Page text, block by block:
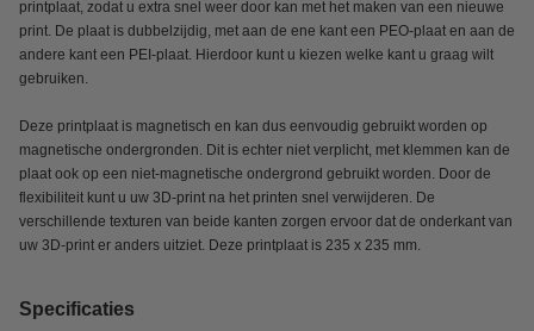
printplaat, zodat u extra snel weer door kan met het maken van een nieuwe
print. De plaat is dubbelzijdig, met aan de ene kant een PEO-plaat en aan de
andere kant een PEI-plaat. Hierdoor kunt u kiezen welke kant u graag wilt
gebruiken.
Deze printplaat is magnetisch en kan dus eenvoudig gebruikt worden op
magnetische ondergronden. Dit is echter niet verplicht, met klemmen kan de
plaat ook op een niet-magnetische ondergrond gebruikt worden. Door de
flexibiliteit kunt u uw 3D-print na het printen snel verwijderen. De
verschillende texturen van beide kanten zorgen ervoor dat de onderkant van
uw 3D-print er anders uitziet. Deze printplaat is 235 x 235 mm.
Specificaties